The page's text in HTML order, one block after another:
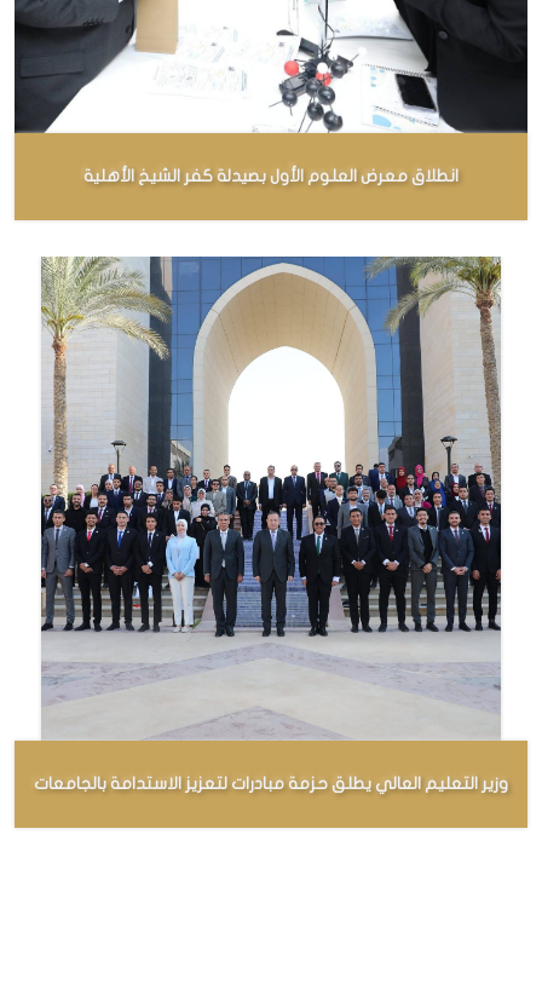
انطلاق معرض العلوم الأول بصيدلة كفر الشيخ الأهلية
وزير التعليم العالي يطلق حزمة مبادرات لتعزيز الاستدامة بالجامعات